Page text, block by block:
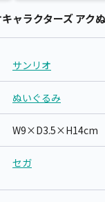
キャラクターズ ア
サンリオ
ぬいぐるみ
W9×D3.5×H14cm ※
セガ